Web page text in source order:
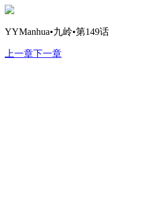
YYManhua•九岭•第149话
上一章下一章